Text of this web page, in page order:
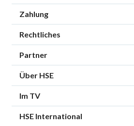
Zahlung
Rechtliches
Partner
Über HSE
Im TV
HSE International